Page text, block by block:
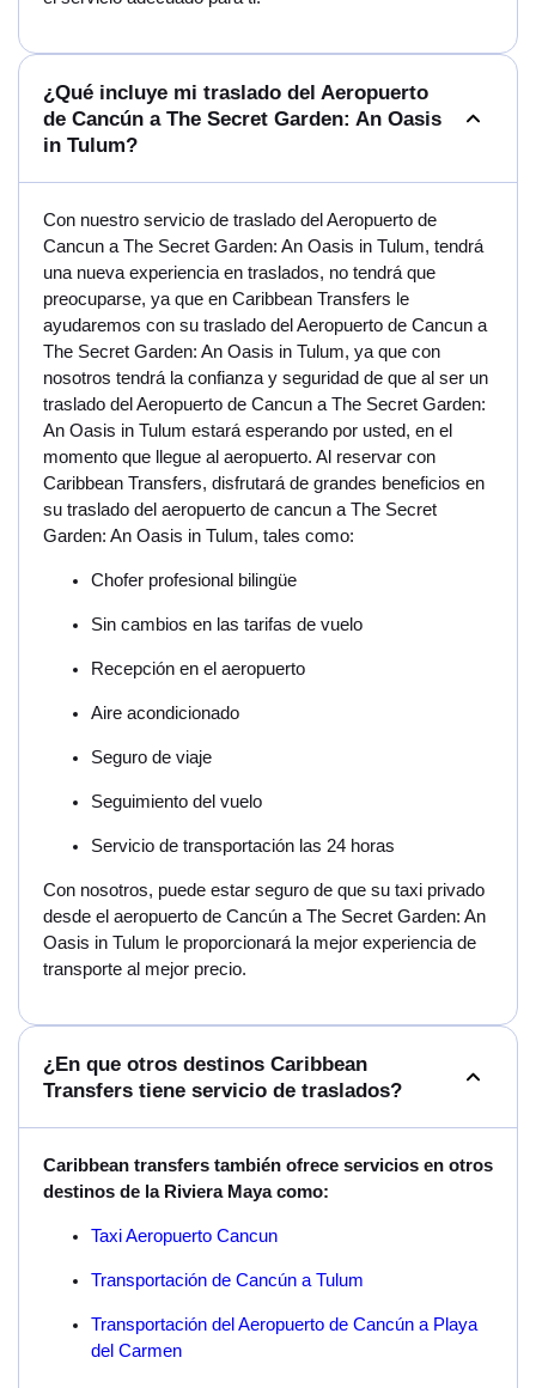
¿Qué incluye mi traslado del Aeropuerto
de Cancún a The Secret Garden: An Oasis
in Tulum?
Con nuestro servicio de traslado del Aeropuerto de
Cancun a The Secret Garden: An Oasis in Tulum, tendrá
una nueva experiencia en traslados, no tendrá que
preocuparse, ya que en Caribbean Transfers le
ayudaremos con su traslado del Aeropuerto de Cancun a
The Secret Garden: An Oasis in Tulum, ya que con
nosotros tendrá la confianza y seguridad de que al ser un
traslado del Aeropuerto de Cancun a The Secret Garden:
An Oasis in Tulum estará esperando por usted, en el
momento que llegue al aeropuerto. Al reservar con
Caribbean Transfers, disfrutará de grandes beneficios en
su traslado del aeropuerto de cancun a The Secret
Garden: An Oasis in Tulum, tales como:
Chofer profesional bilingüe
Sin cambios en las tarifas de vuelo
Recepción en el aeropuerto
Aire acondicionado
Seguro de viaje
Seguimiento del vuelo
Servicio de transportación las 24 horas
Con nosotros, puede estar seguro de que su taxi privado
desde el aeropuerto de Cancún a The Secret Garden: An
Oasis in Tulum le proporcionará la mejor experiencia de
transporte al mejor precio.
¿En que otros destinos Caribbean
Transfers tiene servicio de traslados?
Caribbean transfers también ofrece servicios en otros
destinos de la Riviera Maya como:
Taxi Aeropuerto Cancun
Transportación de Cancún a Tulum
Transportación del Aeropuerto de Cancún a Playa
del Carmen